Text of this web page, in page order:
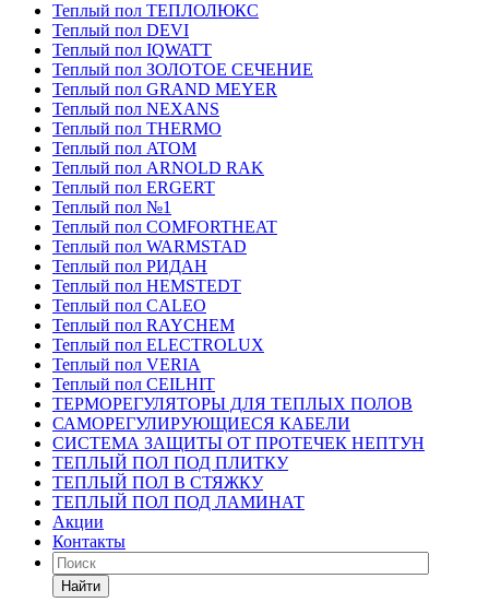
Теплый пол ТЕПЛОЛЮКС
Теплый пол DEVI
Теплый пол IQWATT
Теплый пол ЗОЛОТОЕ СЕЧЕНИЕ
Теплый пол GRAND MEYER
Теплый пол NEXANS
Теплый пол THERMO
Теплый пол ATOM
Теплый пол ARNOLD RAK
Теплый пол ERGERT
Теплый пол №1
Теплый пол COMFORTHEAT
Теплый пол WARMSTAD
Теплый пол РИДАН
Теплый пол HEMSTEDT
Теплый пол CALEO
Теплый пол RAYCHEM
Теплый пол ELECTROLUX
Теплый пол VERIA
Теплый пол CEILHIT
ТЕРМОРЕГУЛЯТОРЫ ДЛЯ ТЕПЛЫХ ПОЛОВ
САМОРЕГУЛИРУЮЩИЕСЯ КАБЕЛИ
СИСТЕМА ЗАЩИТЫ ОТ ПРОТЕЧЕК НЕПТУН
ТЕПЛЫЙ ПОЛ ПОД ПЛИТКУ
ТЕПЛЫЙ ПОЛ В СТЯЖКУ
ТЕПЛЫЙ ПОЛ ПОД ЛАМИНАТ
Акции
Контакты
Найти